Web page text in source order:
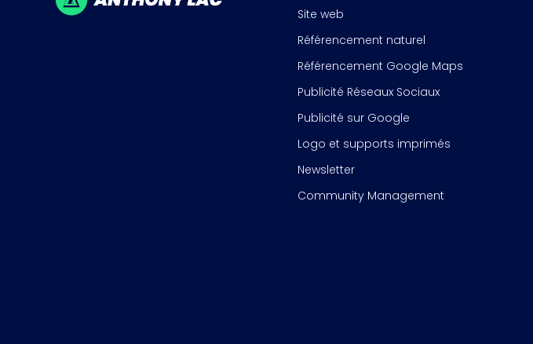
Site web
Référencement naturel
Référencement Google Maps
Publicité Réseaux Sociaux
Publicité sur Google
Logo et supports imprimés
Newsletter
Community Management